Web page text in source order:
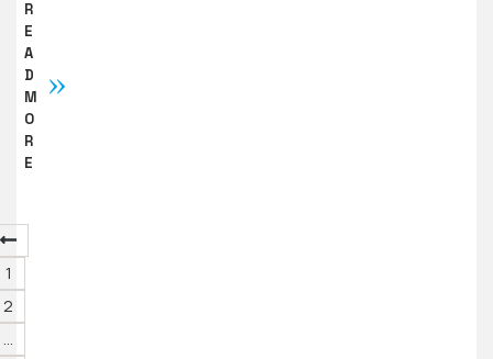
R
E
A
D
M
O
R
E
1
2
…